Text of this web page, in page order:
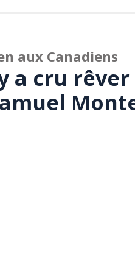
aux Canadiens
a cru